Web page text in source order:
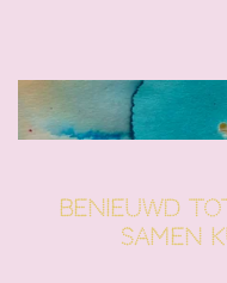
Benieuwd
samen